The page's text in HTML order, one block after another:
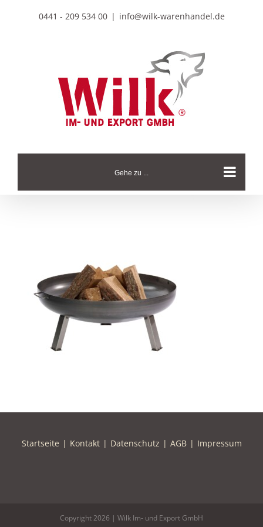
0441 - 209 534 00 | info@wilk-warenhandel.de
Gehe zu ...
Startseite Kontakt Datenschutz AGB Impressum
Copyright2026 | Wilk Im- und Export GmbH